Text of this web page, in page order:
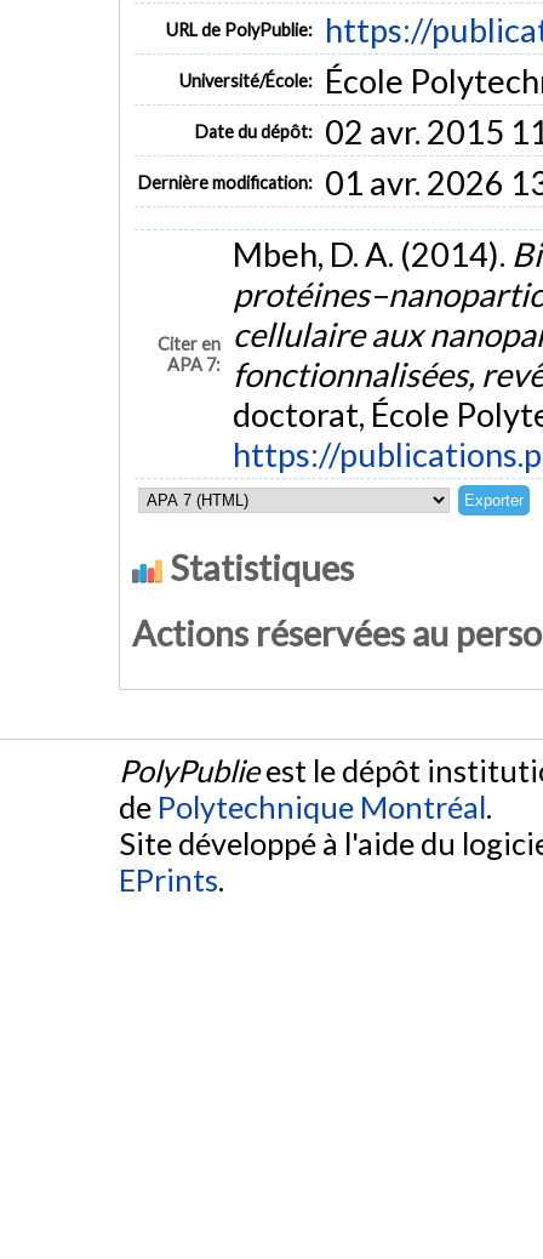
URL de PolyPublie: https://
Université/École: École
Date du dépôt: 02 avr. 2015
Dernière modification: 01 avr. 2026
Citer en
APA 7:
Mbeh, D. A. (2014).
cellulaire aux
fonctionnalisées,
doctorat, École
https://
Statistiques
Actions réservées au
PolyPublieest le dépôt
de Polytechnique Montréal.
Site développé à l'aide du
EPrints.